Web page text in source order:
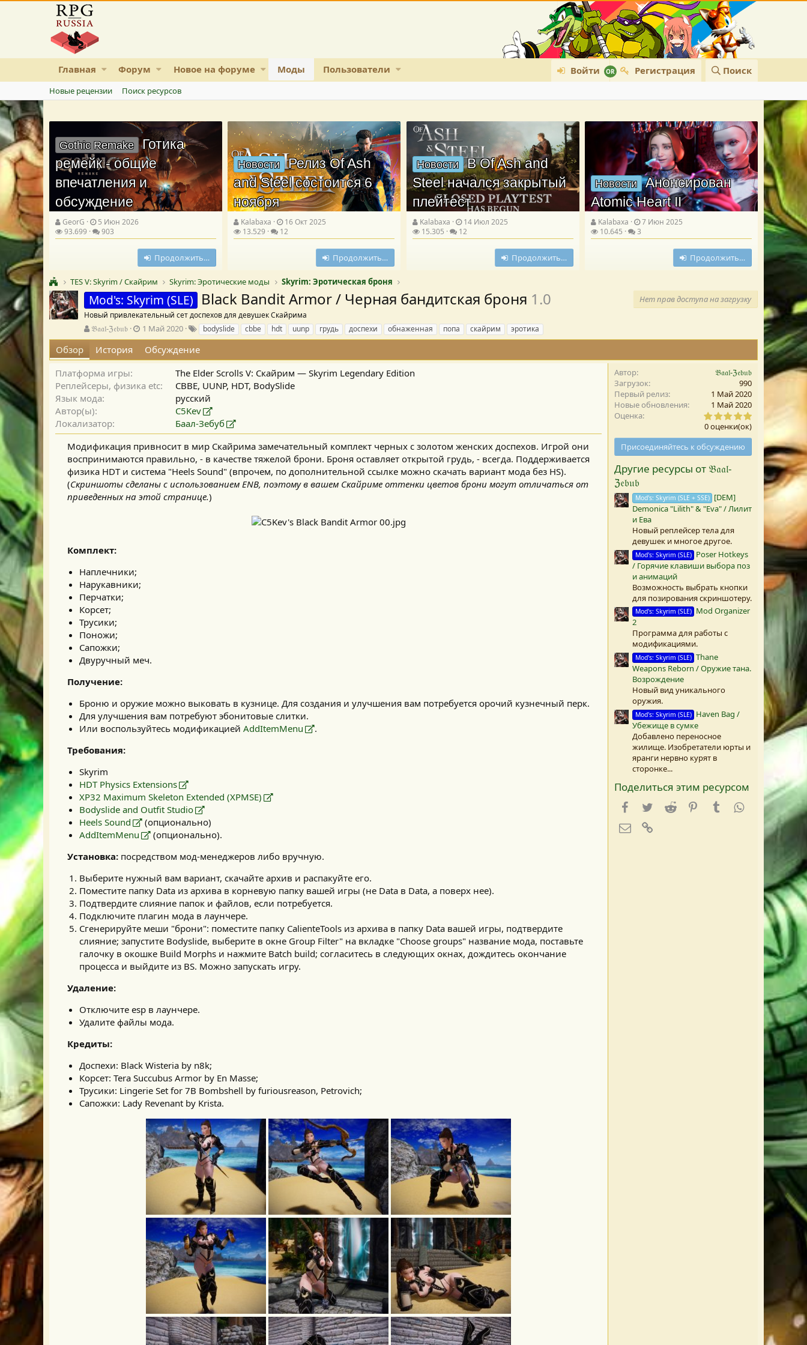
Главная Форум Новое на форуме Моды Пользователи Войти Регистрация Поиск
Новые рецензии Поиск ресурсов
Gothic Remake Готика
ремейк - общие
впечатления и
обсуждение
GeorG
5 Июн 2026
93.699
903
Продолжить…
Новости Релиз Of Ash
and Steel состоится 6
ноября
Kalabaxa
16 Окт 2025
13.529
12
Продолжить…
Новости В Of Ash and
Steel начался закрытый
плейтест
Kalabaxa
14 Июл 2025
15.305
12
Продолжить…
Новости Анонсирован
Atomic Heart II
Kalabaxa
7 Июн 2025
10.645
3
Продолжить…
TES V: Skyrim / Скайрим Skyrim: Эротические моды Skyrim: Эротическая броня
Mod's: Skyrim (SLE) Black Bandit Armor / Черная бандитская броня 1.0 Нет прав доступа на загрузку
Новый привлекательный сет доспехов для девушек Скайрима
А
в
о
р
𝔅𝔞𝔞𝔩-ℨ𝔢𝔟𝔲𝔟
Д
а
а
о
и
я
1 Май 2020
е
г
и
bodyslide cbbe hdt uunp грудь доспехи обнаженная попа скайрим эротика
Обзор История
Обсуждение
Платформа игры
The Elder Scrolls V: Скайрим — Skyrim Legendary Edition
Реплейсеры, физика etc
CBBE, UUNP, HDT, BodySlide
Язык мода
русский
Автор(ы)
C5Kev
Локализатор
Баал-Зебуб
Модификация привносит в мир Скайрима замечательный комплект черных с золотом женских доспехов. Игрой они
воспринимаются правильно, - в качестве тяжелой брони. Броня оставляет открытой грудь, - всегда. Поддерживается
физика HDT и система "Heels Sound" (впрочем, по дополнительной ссылке можно скачать вариант мода без HS).​
(Скриншоты сделаны с использованием ENB, поэтому в вашем Скайриме оттенки цветов брони могут отличаться от
приведенных на этой странице.)​
Комплект:
Наплечники;
Нарукавники;
Перчатки;
Корсет;
Трусики;
Поножи;
Сапожки;
Двуручный меч.
Получение:
Броню и оружие можно выковать в кузнице. Для создания и улучшения вам потребуется орочий кузнечный перк.
Для улучшения вам потребуют эбонитовые слитки.
Или воспользуйтесь модификацией AddItemMenu
.
Требования:
Skyrim
HDT Physics Extensions
XP32 Maximum Skeleton Extended (XPMSE)
Bodyslide and Outfit Studio
Heels Sound
(опционально)
AddItemMenu
(опционально).
Установка: посредством мод-менеджеров либо вручную.​
Выберите нужный вам вариант, скачайте архив и распакуйте его.
Поместите папку Data из архива в корневую папку вашей игры (не Data в Data, а поверх нее).
Подтвердите слияние папок и файлов, если потребуется.
Подключите плагин мода в лаунчере.
Сгенерируйте меши "брони": поместите папку CalienteTools из архива в папку Data вашей игры, подтвердите
слияние; запустите Bodyslide, выберите в окне Group Filter" на вкладке "Choose groups" название мода, поставьте
галочку в окошке Build Morphs и нажмите Batch build; согласитесь в следующих окнах, дождитесь окончание
процесса и выйдите из BS. Можно запускать игру.
Удаление:
Отключите esp в лаунчере.
Удалите файлы мода.
Кредиты:
Доспехи: Black Wisteria by n8k;
Корсет: Tera Succubus Armor by En Masse;
Трусики: Lingerie Set for 7B Bombshell by furiousreason, Petrovich;
Сапожки: Lady Revenant by Krista.
Автор
𝔅𝔞𝔞𝔩-ℨ𝔢𝔟𝔲𝔟
Загрузок
990
Первый релиз
1 Май 2020
Новые обновления
1 Май 2020
Оценка
0
,
0
з
(
0 оценки(ок)
Присоединяйтесь к обсуждению
Другие ресурсы от 𝔅𝔞𝔞𝔩-
ℨ𝔢𝔟𝔲𝔟
Mod's: Skyrim (SLE + SSE) [DEM]
Demonica "Lilith" & "Eva" / Лилит
и Ева
Новый реплейсер тела для
девушек и многое другое.
Mod's: Skyrim (SLE) Poser Hotkeys
/ Горячие клавиши выбора поз
и анимаций
Возможность выбрать кнопки
для позирования скриншотеру.
Mod's: Skyrim (SLE) Mod Organizer
2
Программа для работы с
модификациями.
Mod's: Skyrim (SLE) Thane
Weapons Reborn / Оружие тана.
Возрождение
Новый вид уникального
оружия.
Mod's: Skyrim (SLE) Haven Bag /
Убежище в сумке
Добавлено переносное
жилище. Изобретатели юрты и
яранги нервно курят в
сторонке...
Поделиться этим ресурсом
Facebook
TwitterReddit PinterestTumblrWhatsApp
E-mail